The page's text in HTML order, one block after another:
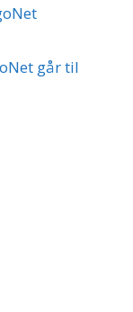
går til